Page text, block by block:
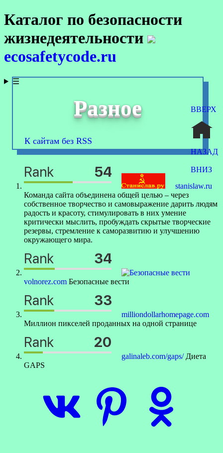
Каталог по безопасности
жизнедеятельности
ecosafetycode.ru
☰
Разное
К сайтам без RSS
stanislaw.ru
Команда сайта объединена общей целью – через
собственное творчество и самовыражение дарить людям
радость и красоту, стимулировать в них умение
критически мыслить, пробуждать скрытые творческие
резервы, стремление к саморазвитию и улучшению
окружающего мира.
volnorez.com Безопасные вести
milliondollarhomepage.com
Миллион пикселей проданных на одной странице
galinaleb.com/gaps/Диета
GAPS
ВВЕРХ
НАЗАД
ВНИЗ